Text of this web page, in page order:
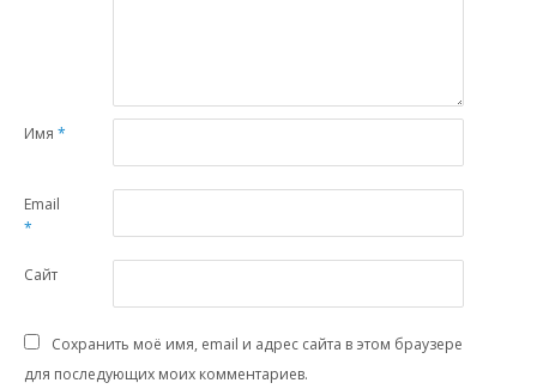
Имя*
Email
*
Сайт
Сохранить моё имя, email и адрес сайта в этом браузере
для последующих моих комментариев.